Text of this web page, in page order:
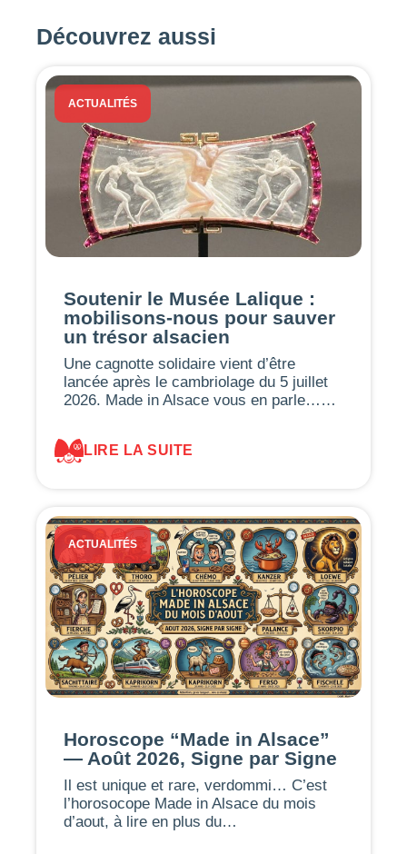
Découvrez aussi
ACTUALITÉS
Soutenir le Musée Lalique :
mobilisons-nous pour sauver
un trésor alsacien
Une cagnotte solidaire vient d’être
lancée après le cambriolage du 5 juillet
2026. Made in Alsace vous en parle……
LIRE LA SUITE
ACTUALITÉS
Horoscope “Made in Alsace”
— Août 2026, Signe par Signe
Il est unique et rare, verdommi… C’est
l’horosocope Made in Alsace du mois
d’aout, à lire en plus du…